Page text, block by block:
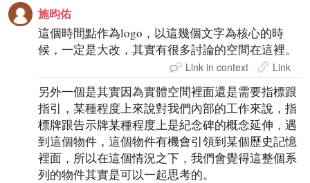
施昀佑
這個時間點作為logo，以這幾個文字為核心的時
候，一定是大改，其實有很多討論的空間在這裡。
Link in context Link
另外一個是其實因為實體空間裡面還是需要指標跟
指引，某種程度上來說對我們內部的工作來說，指
標牌跟告示牌某種程度上是紀念碑的概念延伸，遇
到這個物件，這個物件有機會引領到某個歷史記憶
裡面，所以在這個情況之下，我們會覺得這整個系
列的物件其實是可以一起思考的。